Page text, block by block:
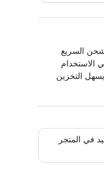
التخزين
في المتجر